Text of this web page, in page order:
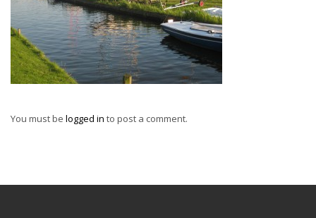
You must be logged in to post a comment.